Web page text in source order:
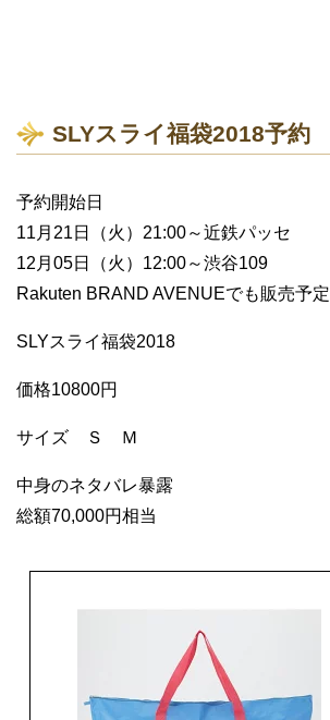
SLYスライ福袋2018予約
予約開始日
11月21日（火）21:00～近鉄パッセ
12月05日（火）12:00～渋谷109
Rakuten BRAND AVENUEでも販売予定
SLYスライ福袋2018
価格10800円
サイズ Ｓ Ｍ
中身のネタバレ暴露
総額70,000円相当